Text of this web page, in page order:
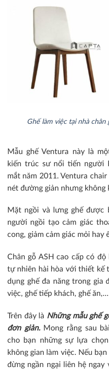
Ghế làm việc tại nhà
Mẫu ghế Ventura này là
kiến trúc sư nổi tiến người
mắt năm 2011. Ventura
nét đường giản nhưng không
Mặt ngồi và lưng ghế được
người ngồi tạo cảm giác
cong, giảm cảm giác mỏi hay
Chân gỗ ASH cao cấp có
tự nhiên hài hòa với thiết kế
dụng ghế đa năng trong gia
việc, ghế tiếp khách, ghế ăn,…
Trên đây là Những mẫu ghế
đơn giản.Mong rằng sau
cho bạn những sự lựa
không gian làm việc. Nếu
đừng ngần ngại liên hệ ngay